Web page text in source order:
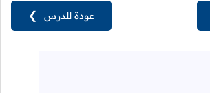
عودة للدرس ❯